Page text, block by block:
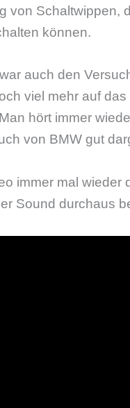
von Schaltwippen,
können.
auch den
viel mehr auf
hört immer
von BMW gut
immer mal
Sound durchaus